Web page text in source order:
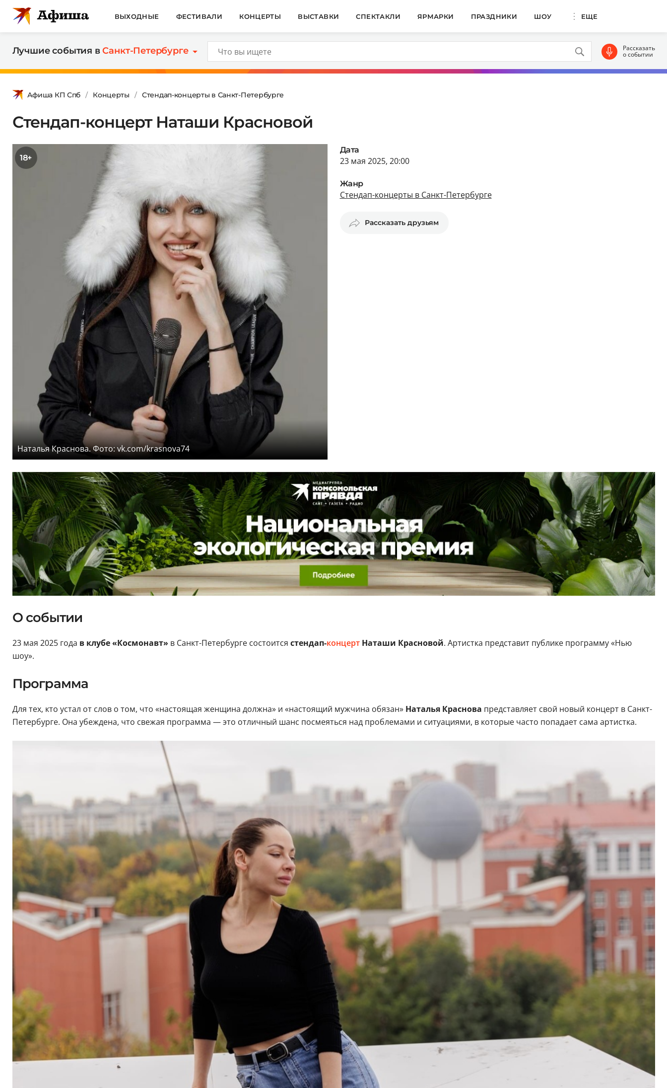
ВЫХОДНЫЕ ФЕСТИВАЛИ КОНЦЕРТЫ ВЫСТАВКИ СПЕКТАКЛИ ЯРМАРКИ ПРАЗДНИКИ ШОУ ЕЩЕ
Лучшие события вСанкт-Петербурге Рассказать
о событии
Афиша КП Спб Концерты Стендап-концерты в Санкт-Петербурге
Стендап-концерт Наташи Красновой
18+
Наталья Краснова. Фото: vk.com/krasnova74
Дата
23 мая 2025, 20:00
Жанр
Стендап-концерты в Санкт-Петербурге
Рассказать друзьям
О событии
23 мая 2025 года в клубе «Космонавт» в Санкт-Петербурге состоится стендап-концертНаташи Красновой. Артистка представит публике программу «Нью
шоу».
Программа
Для тех, кто устал от слов о том, что «настоящая женщина должна» и «настоящий мужчина обязан» Наталья Краснова представляет свой новый концерт в Санкт-
Петербурге. Она убеждена, что свежая программа — это отличный шанс посмеяться над проблемами и ситуациями, в которые часто попадает сама артистка.